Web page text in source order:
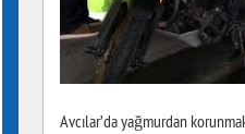
Avcılar’da yağmurdan